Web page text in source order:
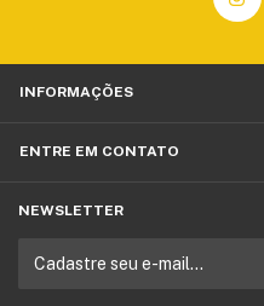
INFORMAÇÕES
ENTRE EM CONTATO
NEWSLETTER